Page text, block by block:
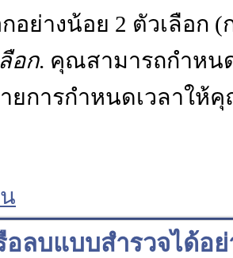
กอย่างน้อย 2 ตัวเลือก
อก. คุณสามารถกำหน
ยการกำหนดเวลาให้
ลบแบบสำรวจได้อย่